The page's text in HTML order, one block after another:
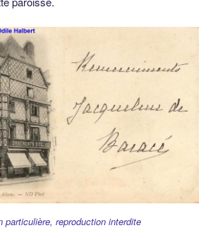
particulière, reproduction interdite